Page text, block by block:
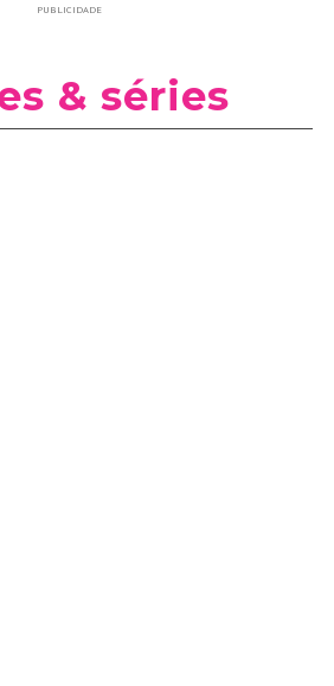
PUBLICIDADE
& séries